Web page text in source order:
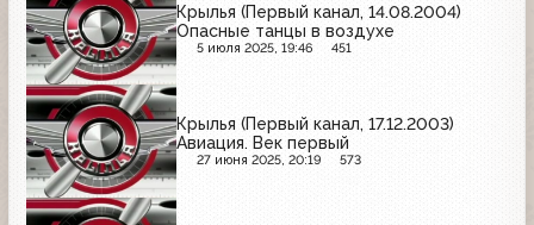
Крылья (Первый канал, 14.08.2004)
Опасные танцы в воздухе
5 июля 2025, 19:46 451
Крылья (Первый канал, 17.12.2003)
Авиация. Век первый
27 июня 2025, 20:19 573